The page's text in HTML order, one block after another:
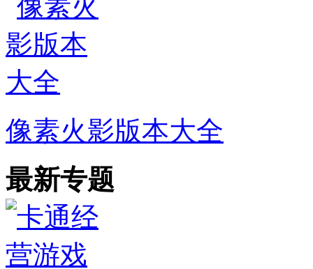
像素火影版本大全
最新专题